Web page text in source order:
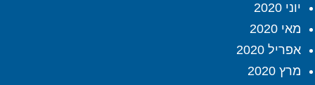
יוני 2020
מאי 2020
אפריל 2020
מרץ 2020